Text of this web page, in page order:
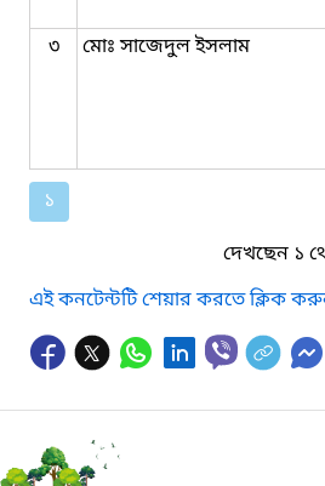
৩ মোঃ সাজেদুল ইসলাম
১
দেখছেন ১
এই কনটেন্টটি শেয়ার করতে ক্লিক